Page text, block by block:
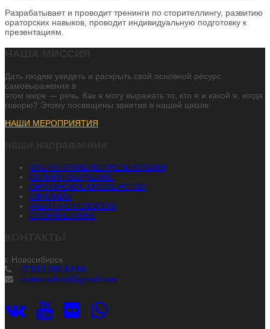
Разрабатывает и проводит тренинги по сторителлингу, развитию
ораторских навыков, проводит индивидуальную подготовку к
презентациям.
Дать людям увидеть и раскрыть свой основной ресурс
самовыражения в
этом мире — речь. Как я могу выражать то, кто я и какой я, когда
говорю? Этому посвящены занятия в нашей школе.
НАШИ МЕРОПРИЯТИЯ
ВПЕЧАТЛЯЮЩИЕ ПРЕЗЕНТАЦИИ
ОНЛАЙН ОБУЧЕНИЕ
ОРАТОРСКОЕ МАСТЕРСТВО
ОФФЛАЙН
РАБОТА С ГОЛОСОМ
СТОРИТЕЛЛИНГ
г. Новосибирск
+7 923 250 84 56
orator.school@gmail.com